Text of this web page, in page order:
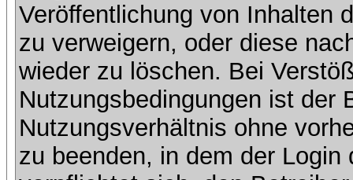
Veröffentlichung von Inhalten
zu verweigern, oder diese
wieder zu löschen. Bei
Nutzungsbedingungen ist der
Nutzungsverhältnis ohne
zu beenden, in dem der